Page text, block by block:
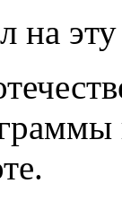
эту